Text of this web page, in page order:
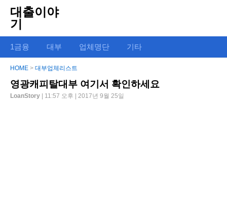
대출이야
기
1금융 대부 업체명단 기타
HOME > 대부업체리스트
영광캐피탈대부 여기서 확인하세요
LoanStory | 11:57 오후 | 2017년 9월 25일